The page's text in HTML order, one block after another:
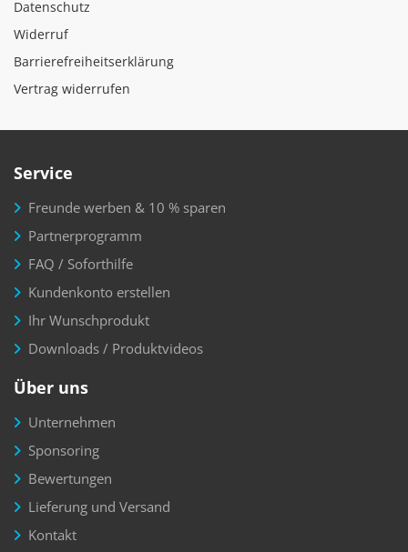
Datenschutz
Widerruf
Barrierefreiheitserklärung
Vertrag widerrufen
Service
Freunde werben & 10 % sparen
Partnerprogramm
FAQ / Soforthilfe
Kundenkonto erstellen
Ihr Wunschprodukt
Downloads / Produktvideos
Über uns
Unternehmen
Sponsoring
Bewertungen
Lieferung und Versand
Kontakt